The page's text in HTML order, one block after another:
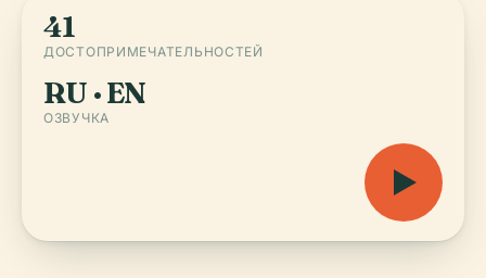
41
ДОСТОПРИМЕЧАТЕЛЬНОСТЕЙ
RU · EN
ОЗВУЧКА